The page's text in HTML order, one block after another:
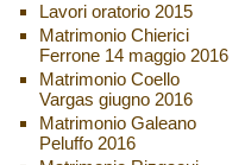
Lavori oratorio 2015
Matrimonio Chierici
Ferrone 14 maggio 2016
Matrimonio Coello
Vargas giugno 2016
Matrimonio Galeano
Peluffo 2016